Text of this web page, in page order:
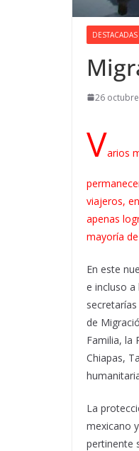
DESTACADAS
26
Varios
viajeros,
apenas
mayoría
En este
e incluso
de
Familia, la
Chiapas,
La
mexicano
pertinente